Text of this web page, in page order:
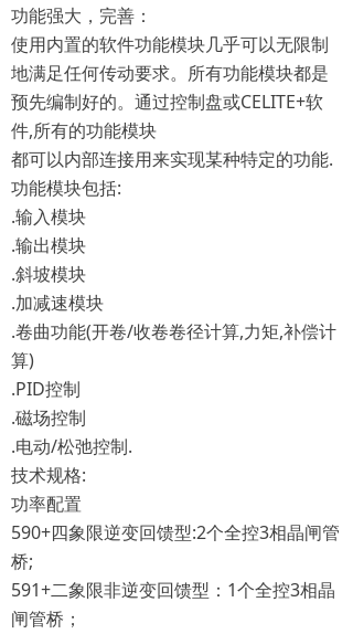
功能强大，完善：
使用内置的软件功能模块几乎可以无限制
地满足任何传动要求。所有功能模块都是
预先编制好的。通过控制盘或CELITE+软
件,所有的功能模块
都可以内部连接用来实现某种特定的功能.
功能模块包括:
.输入模块
.输出模块
.斜坡模块
.加减速模块
.卷曲功能(开卷/收卷卷径计算,力矩,补偿计
算)
.PID控制
.磁场控制
.电动/松弛控制.
技术规格:
功率配置
590+四象限逆变回馈型:2个全控3相晶闸管
桥;
591+二象限非逆变回馈型：1个全控3相晶
闸管桥；